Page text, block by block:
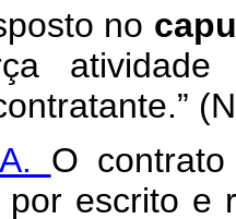
no
O
por escrito e